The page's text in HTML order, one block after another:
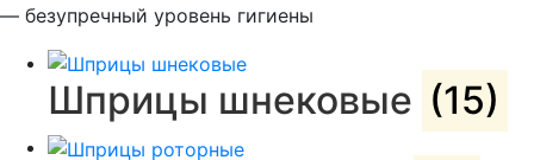
— безупречный уровень гигиены
Шприцы шнековые (15)